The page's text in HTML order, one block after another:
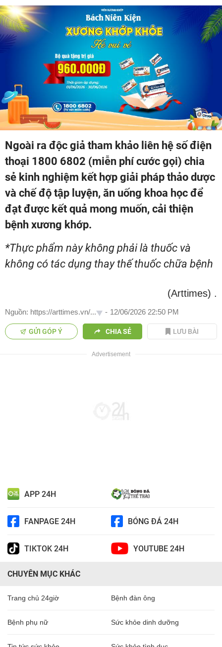
Ngoài ra độc giả tham khảo liên hệ số điện
thoại 1800 6802 (miễn phí cước gọi) chia
sẻ kinh nghiệm kết hợp giải pháp thảo dược
và chế độ tập luyện, ăn uống khoa học để
đạt được kết quả mong muốn, cải thiện
bệnh xương khớp.
*Thực phẩm này không phải là thuốc và
không có tác dụng thay thế thuốc chữa bệnh
(Arttimes) .
Nguồn: https://arttimes.vn/... - 12/06/2026 22:50 PM
GỬI GÓP Ý CHIA SẺ LƯU BÀI
APP 24H
FANPAGE 24H BÓNG ĐÁ 24H
TIKTOK 24H YOUTUBE 24H
CHUYÊN MỤC KHÁC
Trang chủ 24giờ Bệnh đàn ông
Bệnh phụ nữ Sức khỏe dinh dưỡng